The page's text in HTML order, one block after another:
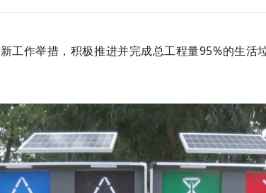
工作举措，积极推进并完成总工程量95%的生